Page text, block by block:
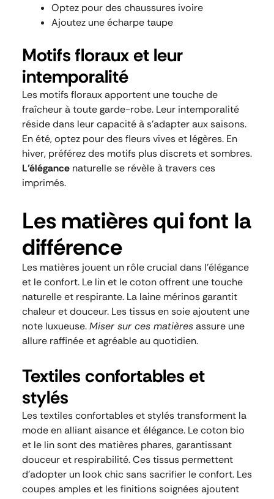
Optez pour des chaussures ivoire
Ajoutez une écharpe taupe
Motifs floraux et leur
intemporalité
Les motifs floraux apportent une touche de
fraîcheur à toute garde-robe. Leur intemporalité
réside dans leur capacité à s’adapter aux saisons.
En été, optez pour des fleurs vives et légères. En
hiver, préférez des motifs plus discrets et sombres.
L’élégancenaturelle se révèle à travers ces
imprimés.
Les matières qui font la
différence
Les matières jouent un rôle crucial dans l’élégance
et le confort. Le lin et le coton offrent une touche
naturelle et respirante. La laine mérinos garantit
chaleur et douceur. Les tissus en soie ajoutent une
note luxueuse.Miser sur ces matièresassure une
allure raffinée et agréable au quotidien.
Textiles confortables et
stylés
Les textiles confortables et stylés transforment la
mode en alliant aisance et élégance. Le coton bio
et le lin sont des matières phares, garantissant
douceur et respirabilité. Ces tissus permettent
d’adopter un look chic sans sacrifier le confort. Les
coupes amples et les finitions soignées ajoutent